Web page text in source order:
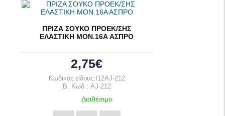
ΠΡΙΖΑ ΣΟΥΚΟ ΠΡΟΕΚ/ΣΗΣ
ΕΛΑΣΤΙΚΗ ΜΟΝ.16Α ΑΣΠΡΟ
2,75€
Κωδικός είδους:I12AJ-212
B. Κωδ.: AJ-212
Διαθέσιμο